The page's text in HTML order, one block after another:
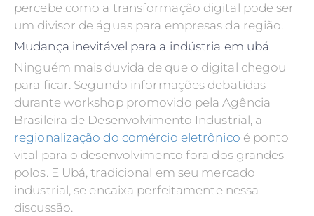
percebe como a transformação digital pode ser
um divisor de águas para empresas da região.
Mudança inevitável para a indústria em ubá
Ninguém mais duvida de que o digital chegou
para ficar. Segundo informações debatidas
durante workshop promovido pela Agência
Brasileira de Desenvolvimento Industrial, a
regionalização do comércio eletrônico é ponto
vital para o desenvolvimento fora dos grandes
polos. E Ubá, tradicional em seu mercado
industrial, se encaixa perfeitamente nessa
discussão.